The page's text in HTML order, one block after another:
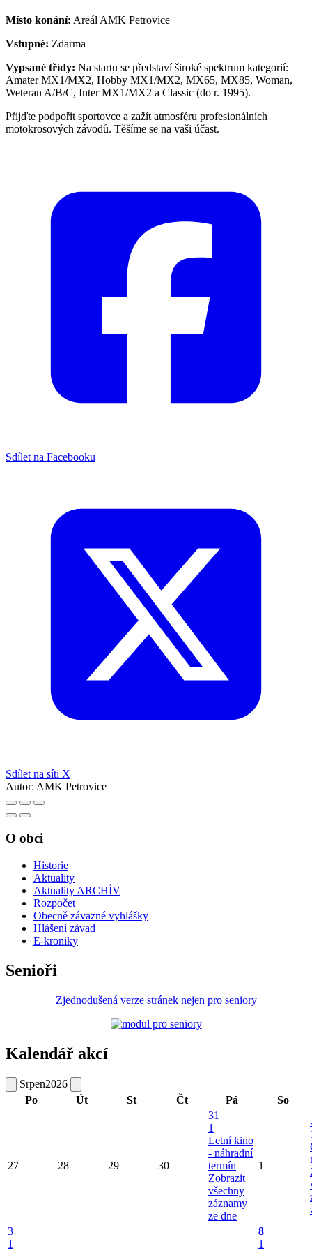
Místo konání: Areál AMK Petrovice
Vstupné: Zdarma
Vypsané třídy: Na startu se představí široké spektrum kategorií:
Amater MX1/MX2, Hobby MX1/MX2, MX65, MX85, Woman,
Weteran A/B/C, Inter MX1/MX2 a Classic (do r. 1995).
Přijďte podpořit sportovce a zažít atmosféru profesionálních
motokrosových závodů. Těšíme se na vaši účast.
Sdílet na Facebooku
Sdílet na síti X
Autor: AMK Petrovice
O obci
Historie
Aktuality
Aktuality ARCHÍV
Rozpočet
Obecně závazné vyhlášky
Hlášení závad
E-kroniky
Senioři
Zjednodušená verze stránek nejen pro seniory
Kalendář akcí
Srpen2026
Po
Út St Čt Pá So
27 28 29 30
31
1
Letní kino
- náhradní
termín
Zobrazit
všechny
záznamy
ze dne
1
3
1
8
1